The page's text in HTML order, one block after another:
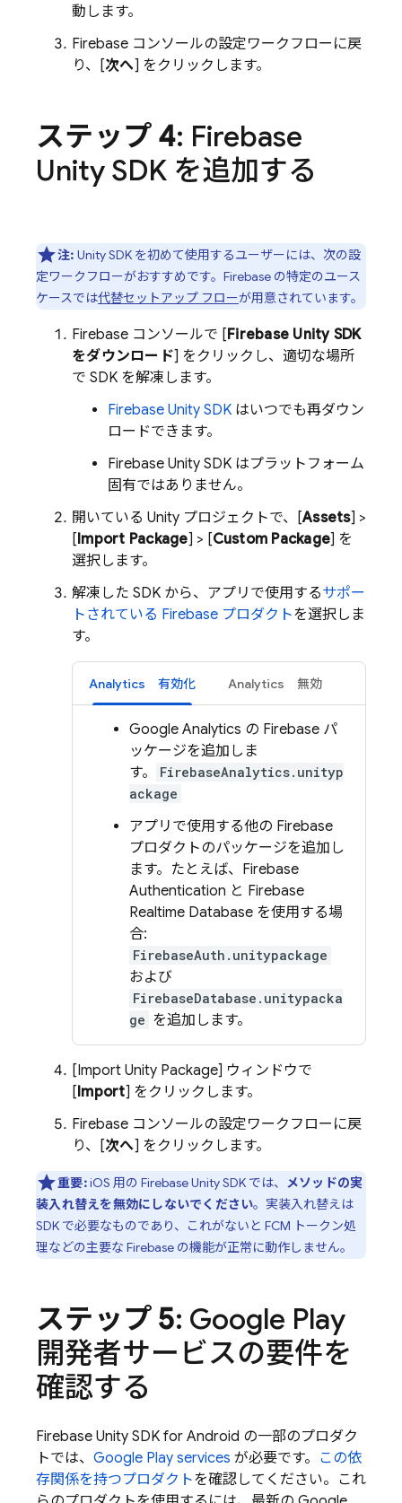
動します。
Firebase コンソールの設定ワークフローに戻
り、[次へ] をクリックします。
ステップ 4: Firebase
Unity SDK を追加する
注: Unity SDK を初めて使用するユーザーには、次の設
定ワークフローがおすすめです。Firebase の特定のユース
ケースでは代替セットアップ フローが用意されています。
Firebase コンソールで [Firebase UnitySDK
をダウンロード] をクリックし、適切な場所
で SDK を解凍します。
Firebase Unity SDK はいつでも再ダウン
ロードできます。
Firebase Unity SDK はプラットフォーム
固有ではありません。
開いている Unity プロジェクトで、[Assets] >
[Import Package] > [Custom Package] を
選択します。
解凍した SDK から、アプリで使用するサポー
トされている Firebase プロダクトを選択しま
す。
Analytics 有効化 Analytics 無効
Google Analytics の Firebase パ
ッケージを追加しま
す。
FirebaseAnalytics.unityp
ackage
アプリで使用する他の Firebase
プロダクトのパッケージを追加し
ます。たとえば、 Firebase
Authentication と Firebase
Realtime Database を使用する場
合:
FirebaseAuth.unitypackage
および
FirebaseDatabase.unitypacka
ge を追加します。
[Import Unity Package] ウィンドウで
[Import] をクリックします。
Firebase コンソールの設定ワークフローに戻
り、[次へ] をクリックします。
重要:iOS 用の FirebaseUnitySDK では、 メソッドの実
装入れ替えを無効にしないでください。実装入れ替えは
SDK で必要なものであり、これがないと FCM トークン処
理などの主要な Firebase の機能が正常に動作しません。
ステップ 5: Google Play
開発者サービスの要件を
確認する
Firebase Unity SDK for Android の一部のプロダク
トでは、 Google Play services が必要です。 この依
存関係を持つプロダクトを確認してください。これ